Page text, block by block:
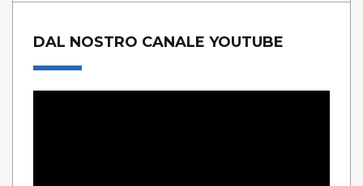
DAL NOSTRO CANALE YOUTUBE